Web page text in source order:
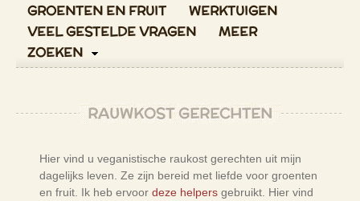
GROENTEN EN FRUIT
WERKTUIGEN
VEEL GESTELDE VRAGEN
MEER
ZOEKEN
RAUWKOST GERECHTEN
Hier vind u veganistische raukost gerechten uit mijn
dagelijks leven. Ze zijn bereid met liefde voor groenten
en fruit. Ik heb ervoor deze helpersgebruikt. Hier vind